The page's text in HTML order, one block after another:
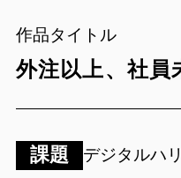
作品タイトル
外注以上、社員
課題 デジタルハ